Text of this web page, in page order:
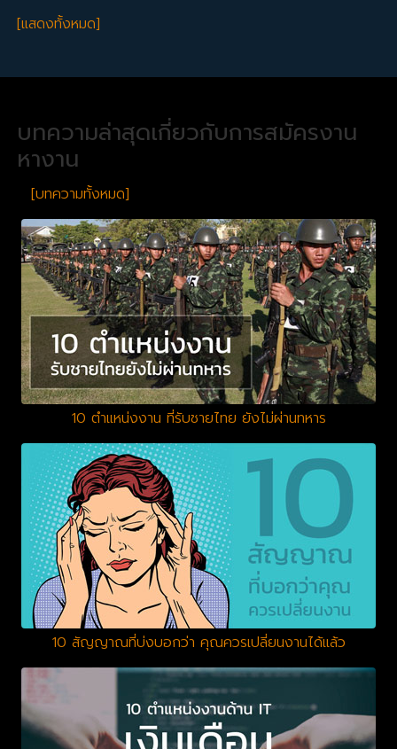
[แสดงทั้งหมด]
บทความล่าสุดเกี่ยวกับการสมัครงาน
หางาน
[บทความทั้งหมด]
10 ตำแหน่งงาน ที่รับชายไทย ยังไม่ผ่านทหาร
10 สัญญาณที่บ่งบอกว่า คุณควรเปลี่ยนงานได้แล้ว